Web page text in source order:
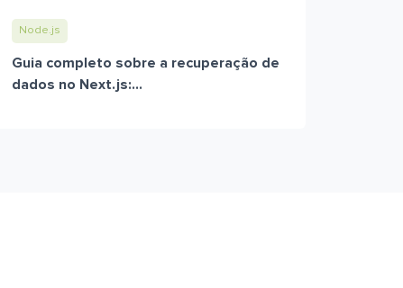
Node.js
Guia completo sobre a recuperação de
dados no Next.js:...